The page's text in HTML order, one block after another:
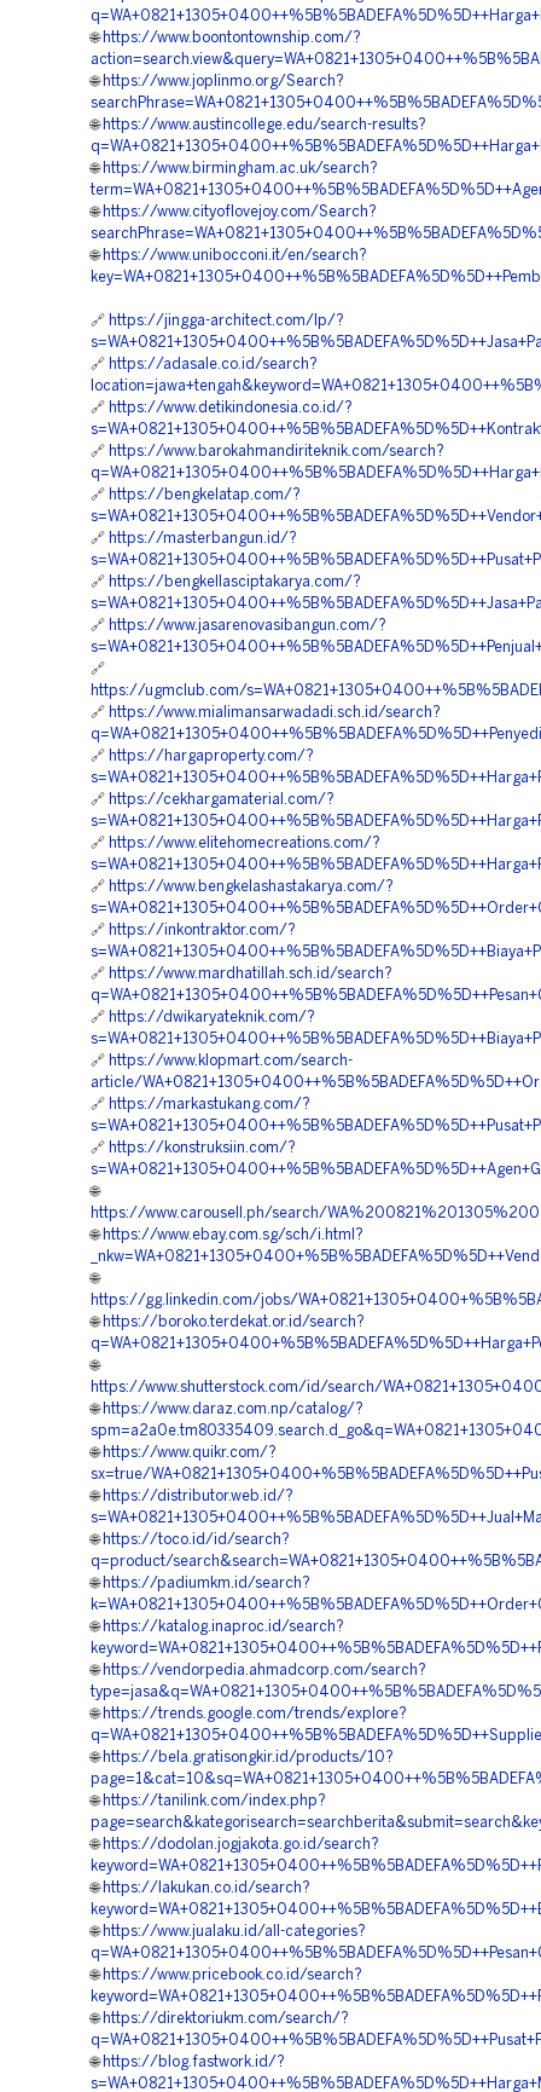
🌐 https://www.boontontownship.com/?
🌐 https://www.joplinmo.org/Search?
🌐 https://www.austincollege.edu/search-results?
🌐 https://www.birmingham.ac.uk/search?
🌐 https://www.cityoflovejoy.com/Search?
🌐 https://www.unibocconi.it/en/search?
🔗 https://jingga-architect.com/lp/?
🔗 https://adasale.co.id/search?
🔗 https://www.detikindonesia.co.id/?
🔗 https://www.barokahmandiriteknik.com/search?
🔗 https://bengkelatap.com/?
🔗 https://masterbangun.id/?
🔗 https://bengkellasciptakarya.com/?
🔗 https://www.jasarenovasibangun.com/?
🔗
https://ugmclub.com/
🔗 https://www.mialimansarwadadi.sch.id/search?
🔗 https://hargaproperty.com/?
🔗 https://cekhargamaterial.com/?
🔗 https://www.elitehomecreations.com/?
🔗 https://www.bengkelashastakarya.com/?
🔗 https://inkontraktor.com/?
🔗 https://www.mardhatillah.sch.id/search?
🔗 https://dwikaryateknik.com/?
🔗 https://www.klopmart.com/search-
article/
🔗 https://markastukang.com/?
🔗 https://konstruksiin.com/?
🌐
https://www.carousell.ph/search/
🌐 https://www.ebay.com.sg/sch/i.html?
🌐
https://gg.linkedin.com/jobs/
🌐 https://boroko.terdekat.or.id/search?
🌐
https://www.shutterstock.com/id/search/
🌐 https://www.daraz.com.np/catalog/?
🌐 https://www.quikr.com/?
sx=true/
🌐 https://distributor.web.id/?
🌐 https://toco.id/id/search?
q=product/
🌐 https://padiumkm.id/search?
🌐 https://katalog.inaproc.id/search?
🌐 https://vendorpedia.ahmadcorp.com/search?
🌐 https://trends.google.com/trends/explore?
🌐 https://bela.gratisongkir.id/products/10?
🌐 https://tanilink.com/index.php?
🌐 https://dodolan.jogjakota.go.id/search?
🌐 https://lakukan.co.id/search?
🌐 https://www.jualaku.id/all-categories?
🌐 https://www.pricebook.co.id/search?
🌐 https://direktoriukm.com/search/?
🌐 https://blog.fastwork.id/?